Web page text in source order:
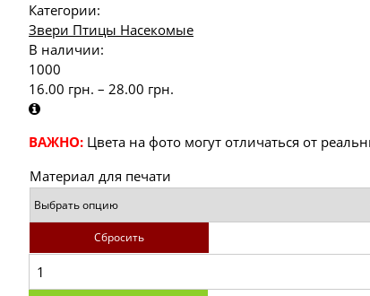
Категории:
Звери Птицы Насекомые
В наличии:
1000
16.00 грн. – 28.00 грн.
ВАЖНО: Цвета на фото могут отличаться от
Материал для печати
Сбросить